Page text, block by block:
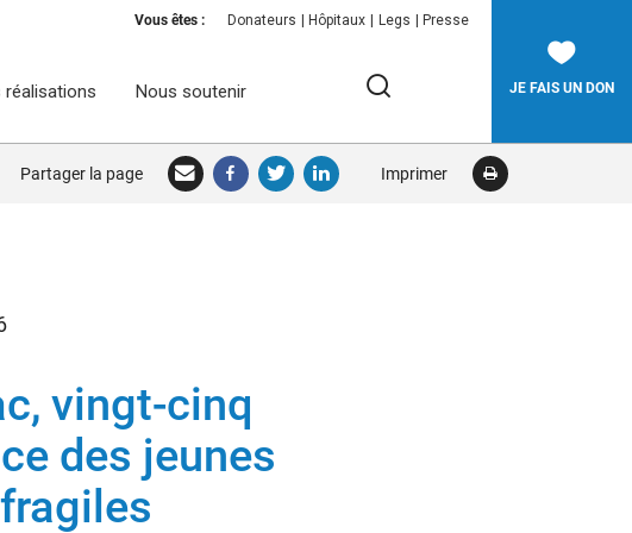
Vous êtes : Donateurs Hôpitaux Legs Presse
réalisations Nous soutenir
RECHERCHER
JE FAIS UN DON
Partager la page Imprimer
vingt-cinq
des jeunes